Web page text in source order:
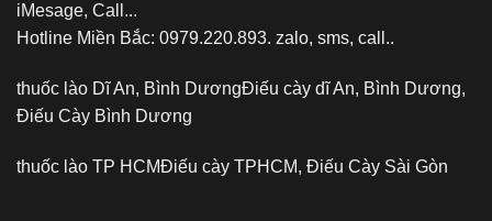
iMesage, Call...
Hotline Miền Bắc: 0979.220.893. zalo, sms, call..
thuốc lào Dĩ An, Bình DươngĐiếu cày dĩ An, Bình Dương,
Điếu Cày Bình Dương
thuốc lào TP HCMĐiếu cày TPHCM, Điếu Cày Sài Gòn